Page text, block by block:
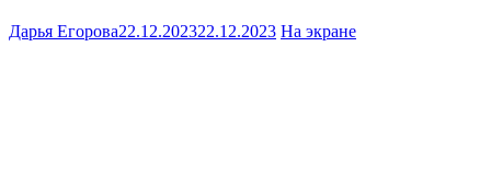
Дарья Егорова22.12.202322.12.2023 На экране